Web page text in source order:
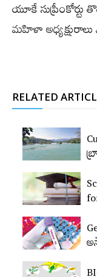
యూకే సుప్రీంకోర్టు
మహిళా అధ్యక్షురాలు
RELATED